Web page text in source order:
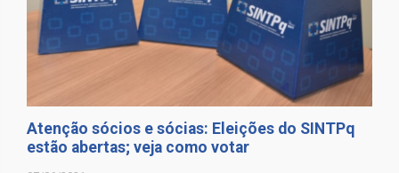
Atenção sócios e sócias: Eleições do SINTPq
estão abertas; veja como votar